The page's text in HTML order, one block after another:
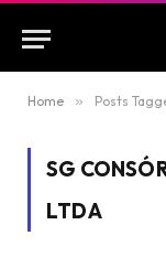
Home » Posts
SG
LTDA